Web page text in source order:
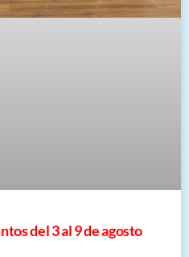
del 3 al 9 de agosto